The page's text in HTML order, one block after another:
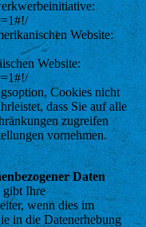
Website:
Website:
Cookies nicht
dass Sie auf alle
zugreifen
vornehmen.
Daten
gibt Ihre
wenn dies im
in die Datenerhebung